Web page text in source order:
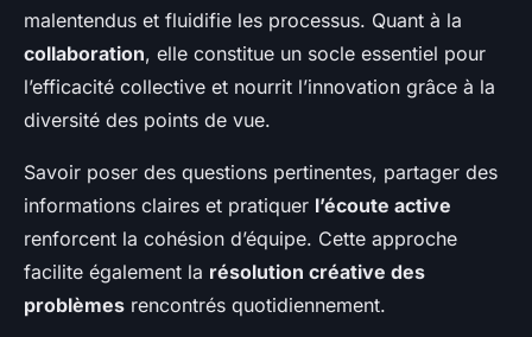
malentendus et fluidifie les processus. Quant à la
collaboration, elle constitue un socle essentiel pour
l’efficacité collective et nourrit l’innovation grâce à la
diversité des points de vue.
Savoir poser des questions pertinentes, partager des
informations claires et pratiquer l’écoute active
renforcent la cohésion d’équipe. Cette approche
facilite également la résolution créative des
problèmes rencontrés quotidiennement.